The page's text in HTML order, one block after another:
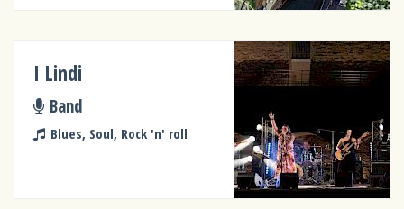
I Lindi
Band
Blues, Soul, Rock 'n' roll